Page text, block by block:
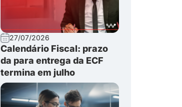
27/07/2026
Calendário Fiscal: prazo
da para entrega da ECF
termina em julho